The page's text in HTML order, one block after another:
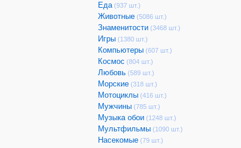
Еда (937 шт.)
Животные (5086 шт.)
Знаменитости (3468 шт.)
Игры (1380 шт.)
Компьютеры (607 шт.)
Космос (804 шт.)
Любовь (589 шт.)
Морские (318 шт.)
Мотоциклы (416 шт.)
Мужчины (785 шт.)
Музыка обои (1248 шт.)
Мультфильмы (1090 шт.)
Насекомые (79 шт.)